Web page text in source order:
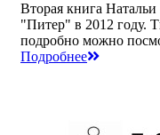
Вторая книга Натальи
"Питер" в 2012 году.
подробно можно
Подробнее